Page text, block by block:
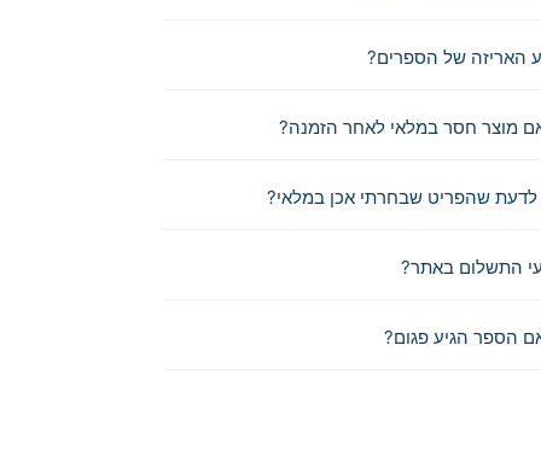
האריזה של הספרים?
מוצר חסר במלאי לאחר הזמנה?
שהפריט שבחרתי אכן במלאי?
התשלום באתר?
הספר הגיע פגום?